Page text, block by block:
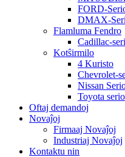
FORD-
DMAX-
Flamluma Fendro
Cadillac-
Kotŝirmilo
4 Kuristo
Chevrolet-
Nissan
Toyota serio
Oftaj demandoj
Novaĵoj
Firmaaj Novaĵoj
Industriaj Novaĵoj
Kontaktu nin